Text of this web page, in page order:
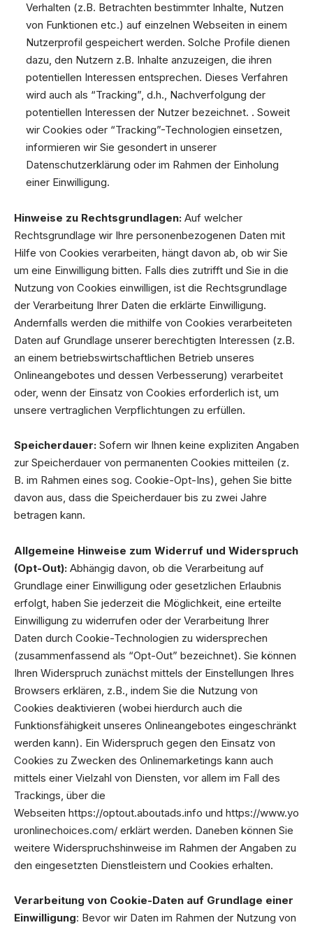
Verhalten (z.B. Betrachten bestimmter Inhalte, Nutzen
von Funktionen etc.) auf einzelnen Webseiten in einem
Nutzerprofil gespeichert werden. Solche Profile dienen
dazu, den Nutzern z.B. Inhalte anzuzeigen, die ihren
potentiellen Interessen entsprechen. Dieses Verfahren
wird auch als “Tracking”, d.h., Nachverfolgung der
potentiellen Interessen der Nutzer bezeichnet. . Soweit
wir Cookies oder “Tracking”-Technologien einsetzen,
informieren wir Sie gesondert in unserer
Datenschutzerklärung oder im Rahmen der Einholung
einer Einwilligung.
Hinweise zu Rechtsgrundlagen: Auf welcher
Rechtsgrundlage wir Ihre personenbezogenen Daten mit
Hilfe von Cookies verarbeiten, hängt davon ab, ob wir Sie
um eine Einwilligung bitten. Falls dies zutrifft und Sie in die
Nutzung von Cookies einwilligen, ist die Rechtsgrundlage
der Verarbeitung Ihrer Daten die erklärte Einwilligung.
Andernfalls werden die mithilfe von Cookies verarbeiteten
Daten auf Grundlage unserer berechtigten Interessen (z.B.
an einem betriebswirtschaftlichen Betrieb unseres
Onlineangebotes und dessen Verbesserung) verarbeitet
oder, wenn der Einsatz von Cookies erforderlich ist, um
unsere vertraglichen Verpflichtungen zu erfüllen.
Speicherdauer: Sofern wir Ihnen keine expliziten Angaben
zur Speicherdauer von permanenten Cookies mitteilen (z.
B. im Rahmen eines sog. Cookie-Opt-Ins), gehen Sie bitte
davon aus, dass die Speicherdauer bis zu zwei Jahre
betragen kann.
Allgemeine Hinweise zum Widerruf und Widerspruch
(Opt-Out): Abhängig davon, ob die Verarbeitung auf
Grundlage einer Einwilligung oder gesetzlichen Erlaubnis
erfolgt, haben Sie jederzeit die Möglichkeit, eine erteilte
Einwilligung zu widerrufen oder der Verarbeitung Ihrer
Daten durch Cookie-Technologien zu widersprechen
(zusammenfassend als “Opt-Out” bezeichnet). Sie können
Ihren Widerspruch zunächst mittels der Einstellungen Ihres
Browsers erklären, z.B., indem Sie die Nutzung von
Cookies deaktivieren (wobei hierdurch auch die
Funktionsfähigkeit unseres Onlineangebotes eingeschränkt
werden kann). Ein Widerspruch gegen den Einsatz von
Cookies zu Zwecken des Onlinemarketings kann auch
mittels einer Vielzahl von Diensten, vor allem im Fall des
Trackings, über die
Webseiten https://optout.aboutads.info und https://www.yo
uronlinechoices.com/ erklärt werden. Daneben können Sie
weitere Widerspruchshinweise im Rahmen der Angaben zu
den eingesetzten Dienstleistern und Cookies erhalten.
Verarbeitung von Cookie-Daten auf Grundlage einer
Einwilligung: Bevor wir Daten im Rahmen der Nutzung von